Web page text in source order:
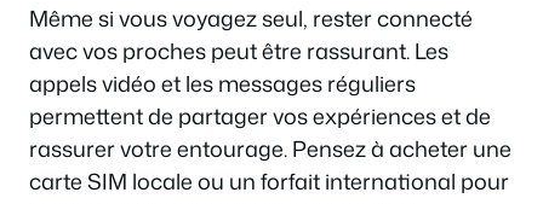
Même si vous voyagez seul, rester connecté
avec vos proches peut être rassurant. Les
appels vidéo et les messages réguliers
permettent de partager vos expériences et de
rassurer votre entourage. Pensez à acheter une
carte SIM locale ou un forfait international pour